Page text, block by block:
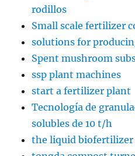
rodillos
Small scale fertilizer
solutions for
Spent mushroom
ssp plant machines
start a fertilizer plant
Tecnología de
solubles de 10 t/h
the liquid